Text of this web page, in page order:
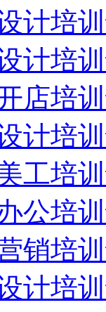
计培
计培
店培
计培
工培
公培
销培
计培